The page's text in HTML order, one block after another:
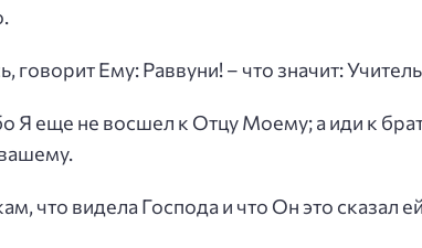
Ему: Раввуни! – что значит:
Я еще не восшел к Отцу Моему; а иди к
что видела Господа и что Он это сказал